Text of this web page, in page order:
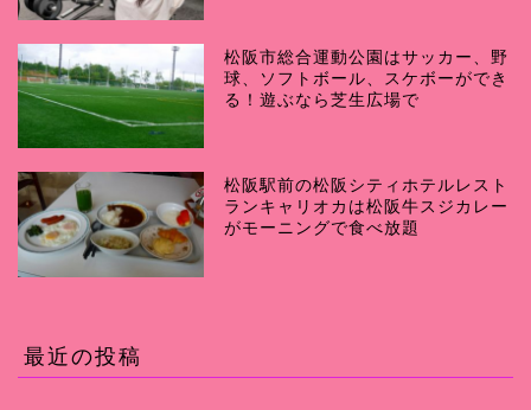
松阪市総合運動公園はサッカー、野
球、ソフトボール、スケボーができ
る！遊ぶなら芝生広場で
松阪駅前の松阪シティホテルレスト
ランキャリオカは松阪牛スジカレー
がモーニングで食べ放題
最近の投稿